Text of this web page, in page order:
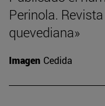
Perinola.
quevediana»
Imagen Cedida